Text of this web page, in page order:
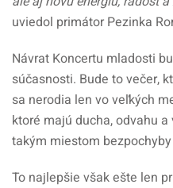
uviedol primátor Pezinka
Návrat Koncertu mladosti
súčasnosti. Bude to večer,
sa nerodia len vo veľkých
ktoré majú ducha, odvahu
takým miestom
To najlepšie však ešte len